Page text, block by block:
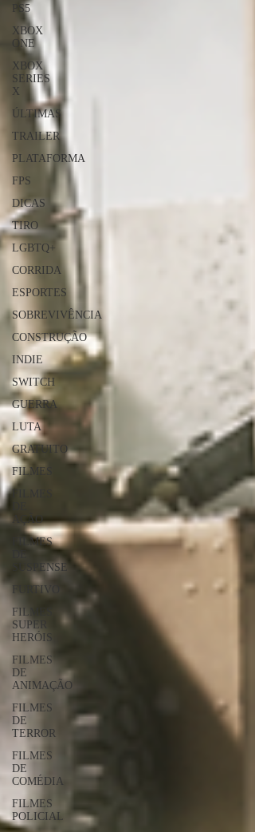
PS5
XBOX
ONE
XBOX
SERIES
X
ÚLTIMAS
TRAILER
PLATAFORMA
FPS
DICAS
TIRO
LGBTQ+
CORRIDA
ESPORTES
SOBREVIVÊNCIA
CONSTRUÇÃO
INDIE
SWITCH
GUERRA
LUTA
GRATUITO
FILMES
AÇÃO
FILMES
SUSPENSE
FURTIVO
FILMES
SUPER
HERÓIS
FILMES
DE
ANIMAÇÃO
FILMES
DE
TERROR
FILMES
DE
COMÉDIA
FILMES
POLICIAL